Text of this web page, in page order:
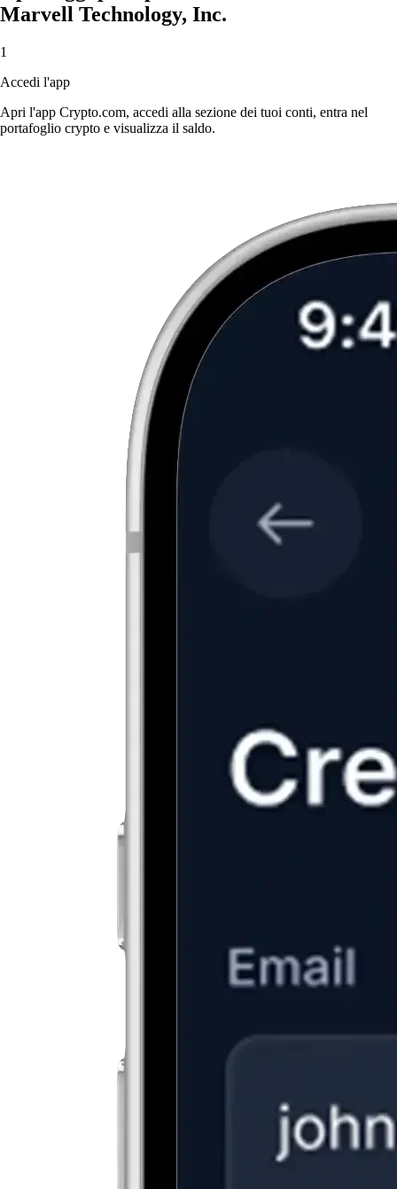
Marvell Technology, Inc.
1
Accedi l'app
Apri l'app Crypto.com, accedi alla sezione dei tuoi conti, entra nel
portafoglio crypto e visualizza il saldo.